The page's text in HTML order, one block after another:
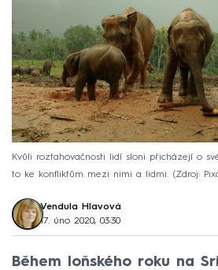
Kvůli roztahovačnosti lidí sloni přicházejí o
to ke konfliktům mezi nimi a lidmi.
Zdroj:
Vendula Hlavová
17. úno 2020, 03:30
Během loňského roku na